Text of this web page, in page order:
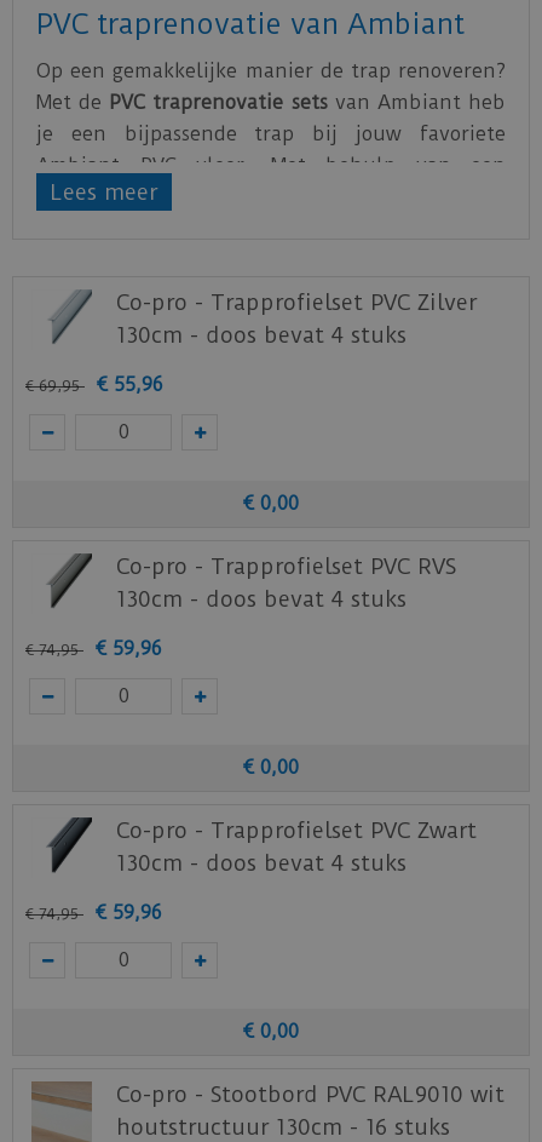
PVC traprenovatie van Ambiant
Op een gemakkelijke manier de trap renoveren?
Met de PVC traprenovatie setsvan Ambiant heb
je een bijpassende trap bij jouw favoriete
Ambiant PVC vloer. Met behulp van een
trapspin of een trapsjabloon is het gemakkelijk
Een Ambiant traprenovatie setbevat de
volgende producten goed voor 4 traptredes:
2 stroken (55 cm x 130 cm)
gehaald worden, waardoor uit de
4 trapneuzen (3,8 cm x 130 cm)
Heeft u bijvoorbeeld een trap met 12 treden?
Dan heeft u 3 sets nodig.
De traptreden sets zijn exclusief
De trapneus profielen zijn gemakkelijk te
gemakkelijk de trapneus stroken erin geschoven
worden.
Lees meer
Co-pro - Trapprofielset PVC Zilver
130cm - doos bevat 4 stuks
€ 69,95 € 55,96
€ 0,00
Co-pro - Trapprofielset PVC RVS
130cm - doos bevat 4 stuks
€ 74,95 € 59,96
€ 0,00
Co-pro - Trapprofielset PVC Zwart
130cm - doos bevat 4 stuks
€ 74,95 € 59,96
€ 0,00
Co-pro - Stootbord PVC RAL9010 wit
houtstructuur 130cm - 16 stuks